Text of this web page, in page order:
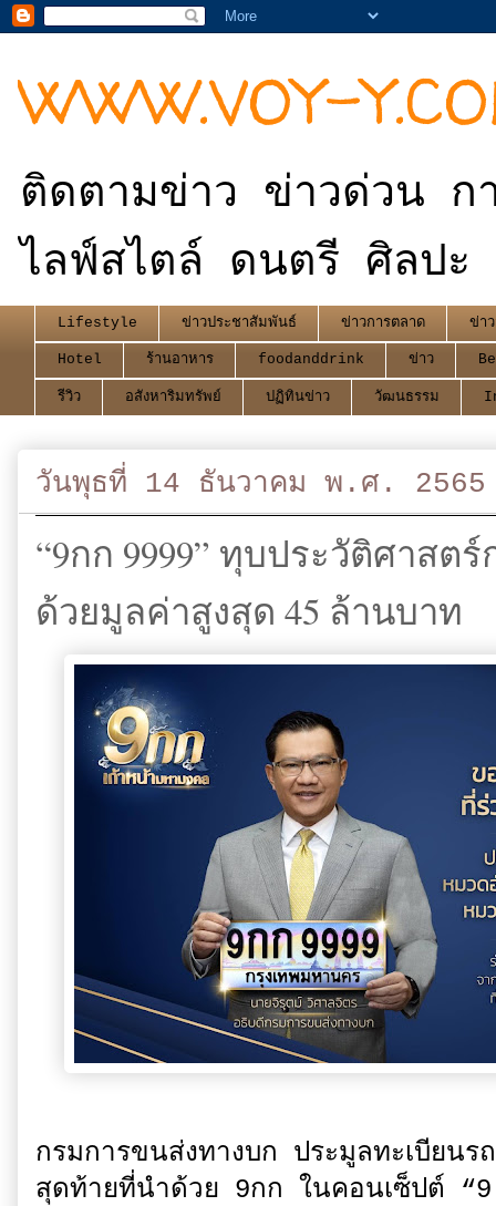
WWW.VOY-
ติดตามข่าว ข่าวด่วน ก
ไลฟ์สไตล์ ดนตรี ศิลปะ
Lifestyle ข่าวประชาสัมพันธ์ ข่าวการตลาด ข่า
Hotel ร้านอาหาร foodanddrink ข่าว
รีวิว อสังหาริมทรัพย์ ปฏิทินข่าว วัฒนธรรม
วันพุธที่ 14 ธันวาคม พ.ศ. 2565
“9กก 9999” ทุบประวัติศาสต
ด้วยมูลค่าสูงสุด 45 ล้านบาท
กรมการขนส่งทางบก ประมูลทะเบียน
สุดท้ายที่นำด้วย 9กก ในคอนเซ็ปต์